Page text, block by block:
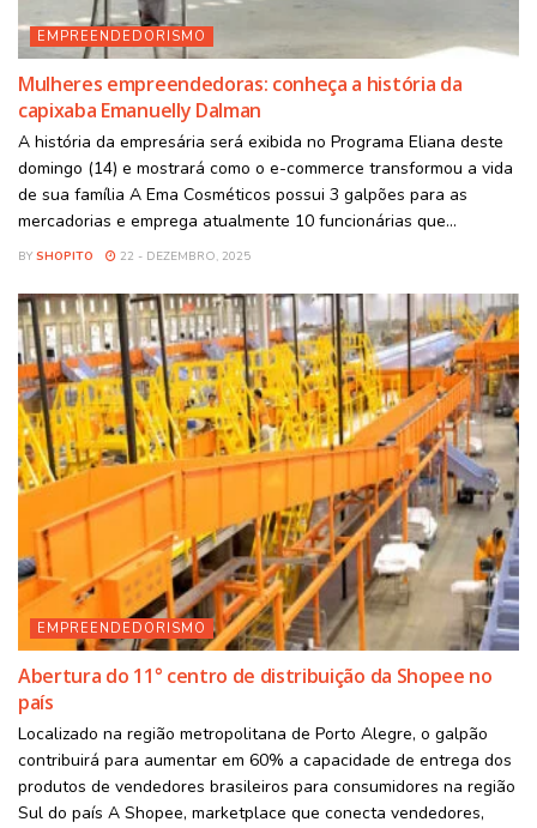
EMPREENDEDORISMO
Mulheres empreendedoras: conheça a história da
capixaba Emanuelly Dalman
A história da empresária será exibida no Programa Eliana deste
domingo (14) e mostrará como o e-commerce transformou a vida
de sua família A Ema Cosméticos possui 3 galpões para as
mercadorias e emprega atualmente 10 funcionárias que...
BY SHOPITO 22 - DEZEMBRO, 2025
EMPREENDEDORISMO
Abertura do 11° centro de distribuição da Shopee no
país
Localizado na região metropolitana de Porto Alegre, o galpão
contribuirá para aumentar em 60% a capacidade de entrega dos
produtos de vendedores brasileiros para consumidores na região
Sul do país A Shopee, marketplace que conecta vendedores,